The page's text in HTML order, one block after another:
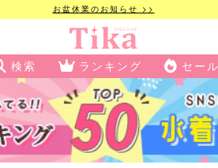
お盆休業のお知らせ >>
検索 ランキング セール